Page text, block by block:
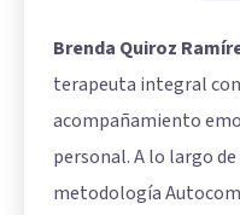
Brenda Quiroz
terapeuta integral
acompañamiento
personal. A lo largo
metodología